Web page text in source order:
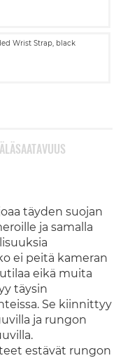
Wrist Strap, black
täyden suojan
ja samalla
ei peitä kameran
eikä muita
täysin
Se kiinnittyy
ja rungon
estävät rungon